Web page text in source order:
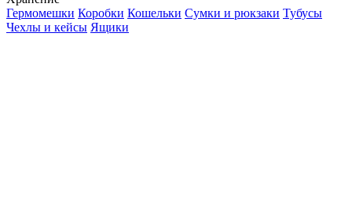
Гермомешки Коробки Кошельки Сумки и рюкзаки Тубусы
Чехлы и кейсы Ящики